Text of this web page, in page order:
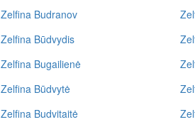
Zelfina Budranov
Zelfina Būdvydis
Zelfina Bugailienė
Zelfina Būdvytė
Zelfina Budvitaitė